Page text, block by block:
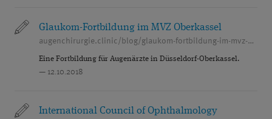
Glaukom-Fortbildung im MVZ Oberkassel
augenchirurgie.clinic/blog/glaukom-fortbildung-im-mvz-oberkassel
Eine Fortbildung für Augenärzte in Düsseldorf-Oberkassel.
— 12.10.2018
International Council of Ophthalmology